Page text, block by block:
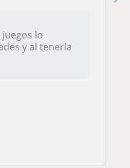
lo
y al tenerla